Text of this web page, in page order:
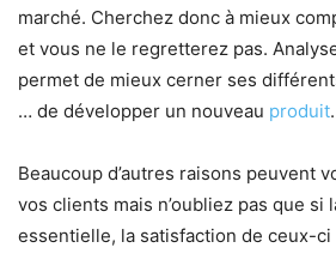
marché. Cherchez donc à mieux
et vous ne le regretterez pas.
permet de mieux cerner ses
… de développer un nouveau produit.
Beaucoup d’autres raisons peuvent
vos clients mais n’oubliez pas que si
essentielle, la satisfaction de ceux-ci